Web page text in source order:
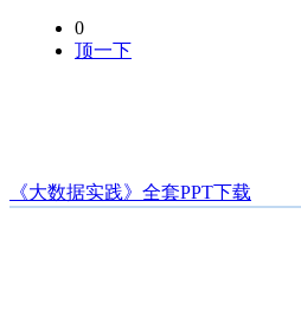
0
顶一下
《大数据实践》全套PPT下载